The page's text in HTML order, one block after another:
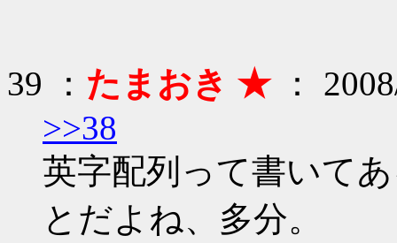
39 ： たまおき ★：
>>38
英字配列って書いて
とだよね、多分。